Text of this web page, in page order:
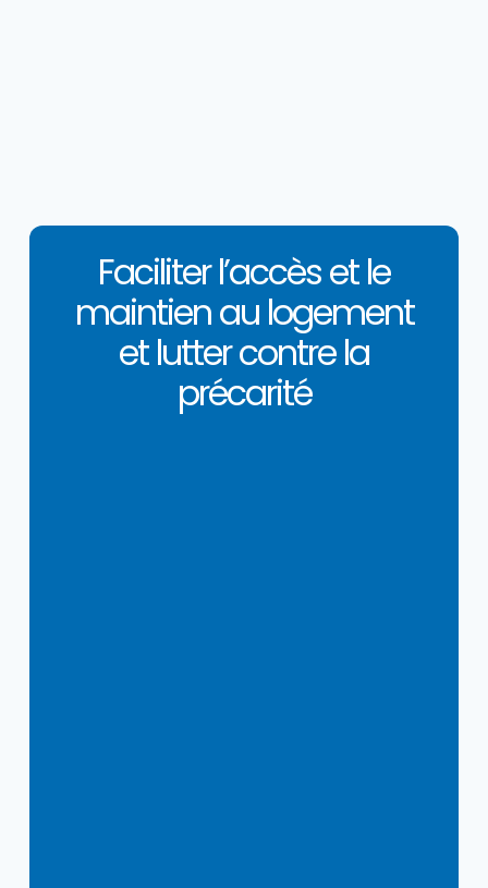
Faciliter l’accès et le
maintien au logement
et lutter contre la
précarité